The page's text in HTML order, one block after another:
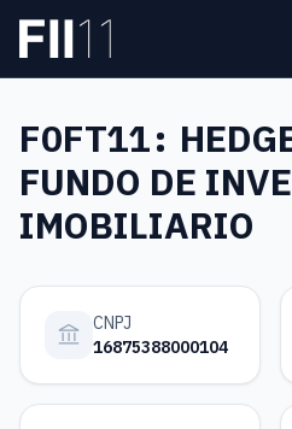
Pular para o conteúdo principal
FOFT11:
FUNDO DE
IMOBILIARIO
CNPJ
16875388000104